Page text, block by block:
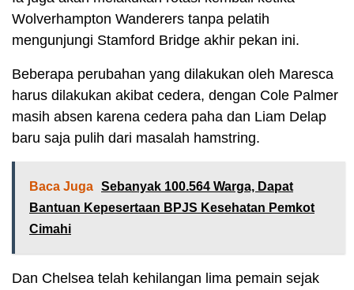
Wolverhampton Wanderers tanpa pelatih
mengunjungi Stamford Bridge akhir pekan ini.
Beberapa perubahan yang dilakukan oleh Maresca
harus dilakukan akibat cedera, dengan Cole Palmer
masih absen karena cedera paha dan Liam Delap
baru saja pulih dari masalah hamstring.
Baca Juga Sebanyak 100.564 Warga, Dapat
Bantuan Kepesertaan BPJS Kesehatan Pemkot
Cimahi
Dan Chelsea telah kehilangan lima pemain sejak